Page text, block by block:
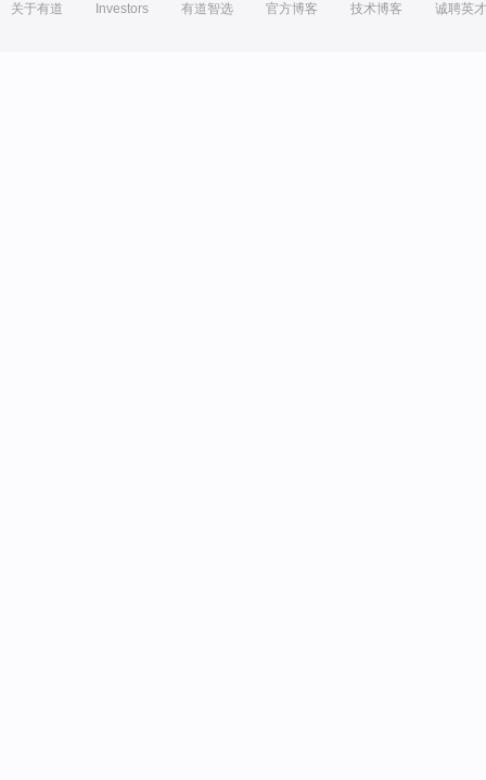
关于有道 Investors 有道智选 官方博客 技术博客 诚聘英才